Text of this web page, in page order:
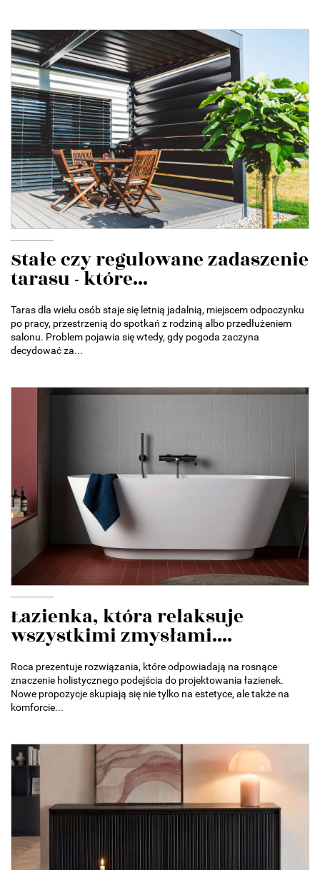
Stałe czy regulowane zadaszenie
tarasu - które...
Taras dla wielu osób staje się letnią jadalnią, miejscem odpoczynku
po pracy, przestrzenią do spotkań z rodziną albo przedłużeniem
salonu. Problem pojawia się wtedy, gdy pogoda zaczyna
decydować za...
Łazienka, która relaksuje
wszystkimi zmysłami....
Roca prezentuje rozwiązania, które odpowiadają na rosnące
znaczenie holistycznego podejścia do projektowania łazienek.
Nowe propozycje skupiają się nie tylko na estetyce, ale także na
komforcie...